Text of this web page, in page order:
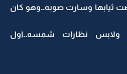
ثيابها وسارت صوبه..وهو كان
ولابس نظارات شمسه..اول